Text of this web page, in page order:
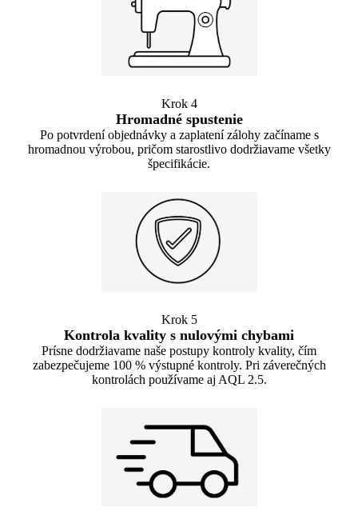
Krok 4
Hromadné spustenie
Po potvrdení objednávky a zaplatení zálohy začíname s
hromadnou výrobou, pričom starostlivo dodržiavame všetky
špecifikácie.
Krok 5
Kontrola kvality s nulovými chybami
Prísne dodržiavame naše postupy kontroly kvality, čím
zabezpečujeme 100 % výstupné kontroly. Pri záverečných
kontrolách používame aj AQL 2.5.